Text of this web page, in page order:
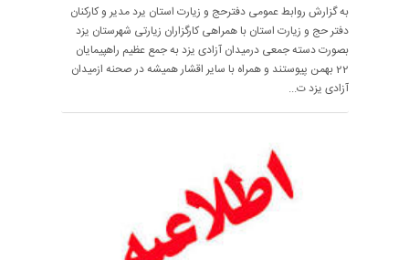
به گزارش روابط عمومی دفترحج و زیارت استان یرد مدیر و کارکنان
دفتر حج و زیارت استان با همراهی کارگزاران زیارتی شهرستان یزد
بصورت دسته جمعی درمیدان آزادی یزد به جمع عظیم راهپیمایان
22 بهمن پیوستند و همراه با سایر اقشار همیشه در صحنه ازمیدان
آزادی یزد ت...